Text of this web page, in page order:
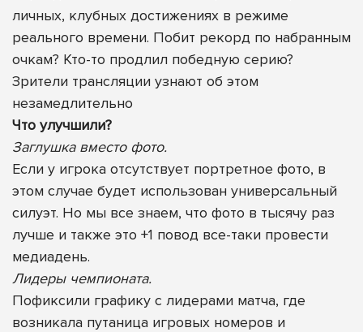
личных, клубных достижениях в режиме
реального времени. Побит рекорд по набранным
очкам? Кто-то продлил победную серию?
Зрители трансляции узнают об этом
незамедлительно
Что улучшили?
Заглушка вместо фото.
Если у игрока отсутствует портретное фото, в
этом случае будет использован универсальный
силуэт. Но мы все знаем, что фото в тысячу раз
лучше и также это +1 повод все-таки провести
медиадень.
Лидеры чемпионата.
Пофиксили графику с лидерами матча, где
возникала путаница игровых номеров и